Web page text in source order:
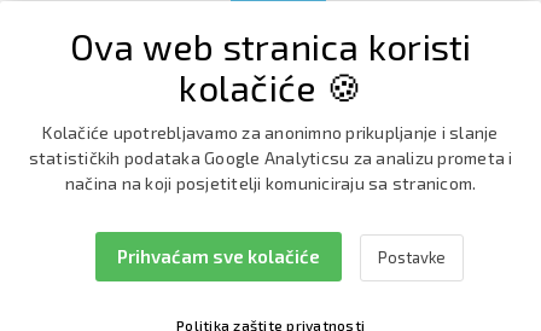
Instagram
Ova web stranica koristi
kolačiće 🍪
Kolačiće upotrebljavamo za anonimno prikupljanje i slanje
statističkih podataka Google Analyticsu za analizu prometa i
načina na koji posjetitelji komuniciraju sa stranicom.
Politika zaštite privatnosti
Prihvaćam sve kolačiće Postavke